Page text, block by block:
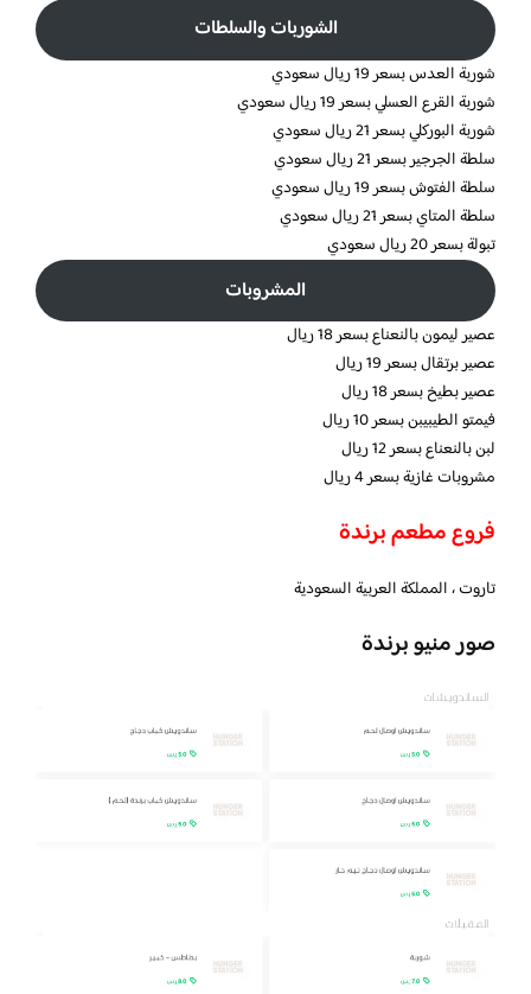
الشوربات والسلطات
شوربة العدس بسعر 19 ريال سعودي
شوربة القرع العسلي بسعر 19 ريال سعودي
شوربة البوركلي بسعر 21 ريال سعودي
سلطة الجرجير بسعر 21 ريال سعودي
سلطة الفتوش بسعر 19 ريال سعودي
سلطة المتاي بسعر 21 ريال سعودي
تبولة بسعر 20 ريال سعودي
المشروبات
عصير ليمون بالنعناع بسعر 18 ريال
عصير برتقال بسعر 19 ريال
عصير بطيخ بسعر 18 ريال
فيمتو الطيبيبن بسعر 10 ريال
لبن بالنعناع بسعر 12 ريال
مشروبات غازية بسعر 4 ريال
فروع مطعم برندة
تاروت ، المملكة العربية السعودية
صور منيو برندة